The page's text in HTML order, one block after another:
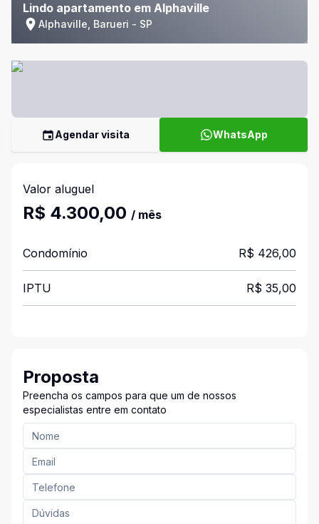
Lindo apartamento em Alphaville
Alphaville, Barueri - SP
Agendar visita WhatsApp
Valor aluguel
R$ 4.300,00 / mês
Condomínio R$ 426,00
IPTU R$ 35,00
Proposta
Preencha os campos para que um de nossos
especialistas entre em contato